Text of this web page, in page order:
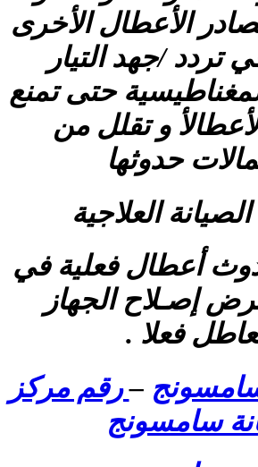
الأعطال الأخرى
تردد /جهد التيار
حتى تمنع
و تقلل من
حدوثها
الصيانة العلاجية
أعطال فعلية في
إصـلاح الجهاز
فعلا .
–رقم مركز
سامسونج